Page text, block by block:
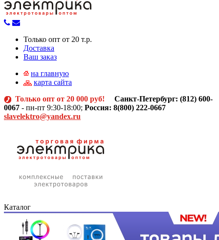
Только опт от 20 т.р.
Доставка
Ваш заказ
на главную
карта сайта
Только опт от 20 000 руб! Санкт-Петербург: (812) 600-
0067 - пн-пт 9:30-18:00; Россия: 8(800) 222-0667
slavelektro@yandex.ru
Каталог